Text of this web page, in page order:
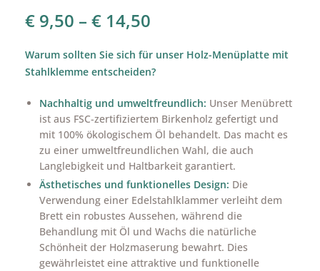
€ 9,50 – € 14,50
Warum sollten Sie sich für unser Holz-Menüplatte mit
Stahlklemme entscheiden?
Nachhaltig und umweltfreundlich: Unser Menübrett
ist aus FSC-zertifiziertem Birkenholz gefertigt und
mit 100% ökologischem Öl behandelt. Das macht es
zu einer umweltfreundlichen Wahl, die auch
Langlebigkeit und Haltbarkeit garantiert.
Ästhetisches und funktionelles Design: Die
Verwendung einer Edelstahlklammer verleiht dem
Brett ein robustes Aussehen, während die
Behandlung mit Öl und Wachs die natürliche
Schönheit der Holzmaserung bewahrt. Dies
gewährleistet eine attraktive und funktionelle